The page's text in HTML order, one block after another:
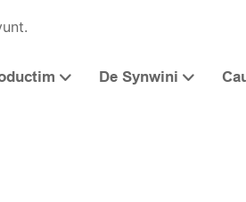
De Synwini